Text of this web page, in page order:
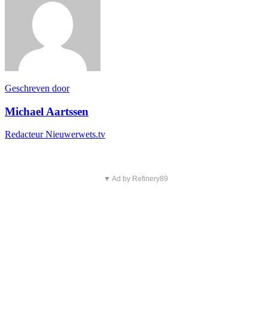
Geschreven door
Michael Aartssen
Redacteur Nieuwerwets.tv
▼ Ad by Refinery89